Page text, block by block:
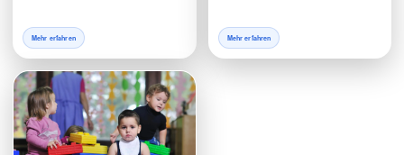
Mehr erfahren Mehr erfahren